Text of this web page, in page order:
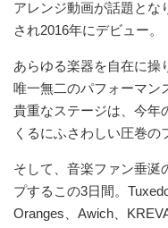
アレンジ動画が話題とな
され2016年にデビュー。
あらゆる楽器を自在に操
唯一無二のパフォーマン
貴重なステージは、今年
くるにふさわしい圧巻の
そして、音楽ファン垂涎
プするこの3日間。
Oranges、Awich、